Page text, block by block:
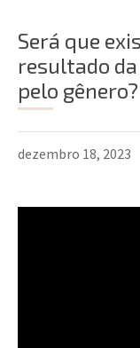
Será que
resultado
pelo gênero?
dezembro 18, 2023